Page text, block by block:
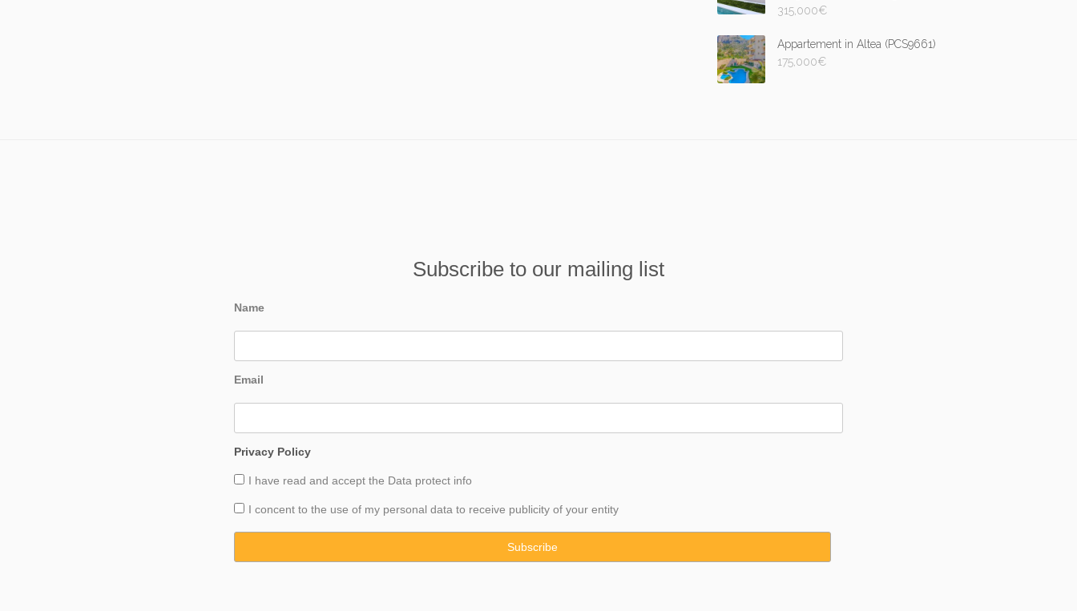
315,000€
Appartement in Altea (PCS9661)
175,000€
Subscribe to our mailing list
Name
Email
Privacy Policy
I have read and accept the Data protect info
I concent to the use of my personal data to receive publicity of your entity